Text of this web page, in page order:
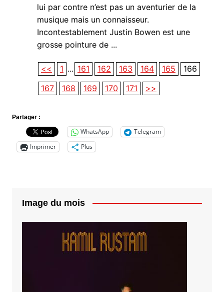
lui par contre n’est pas un aventurier de la
musique mais un connaisseur.
Incontestablement Justin Bowen est une
grosse pointure de ...
<< 1 ... 161 162 163 164 165
166
167
168 169 170 171 >>
Partager :
WhatsApp
Telegram
Imprimer
Plus
Image du mois